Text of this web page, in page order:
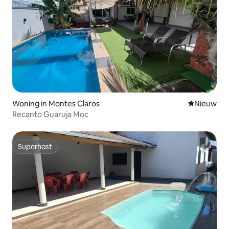
Woning in Montes Claros Nieuwe
Nieuw
Recanto Guaruja Moc
Superhost
Superhost